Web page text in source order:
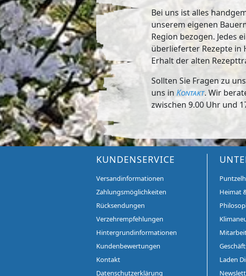
Bei uns ist alles
unserem eigenen
Region bezogen. Jedes
überlieferter Rezepte
Erhalt der alten
Sollten Sie Fragen zu
uns in Kontakt. Wir
zwischen 9.00 Uhr und
KUNDENSERVICE
Versandinformationen
Zahlungsmöglichkeiten
Rücksendungen
Verzehrempfehlungen
Hintergrundinformationen
Kundenbewertungen
Kontakt
Datenschutzerklärung
Heimat
Laden